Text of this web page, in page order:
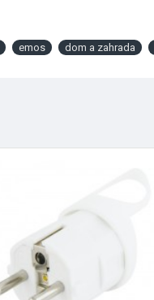
emos dom a zahrada